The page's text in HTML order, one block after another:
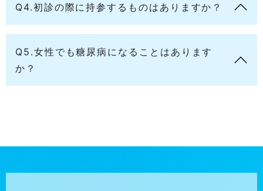
Q4.初診の際に持参するものはありますか？
Q5.女性でも糖尿病になることはあります
か？